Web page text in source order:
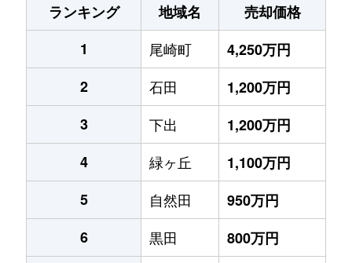
ランキング
地域名
売却価格
1
尾崎町
4,250万円
2
石田
1,200万円
3
下出
1,200万円
4
緑ヶ丘
1,100万円
5
自然田
950万円
6
黒田
800万円